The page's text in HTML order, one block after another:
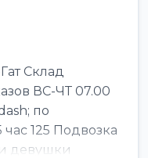
Склад
ВС-ЧТ 07.00
по
125 Подвозка
девушки